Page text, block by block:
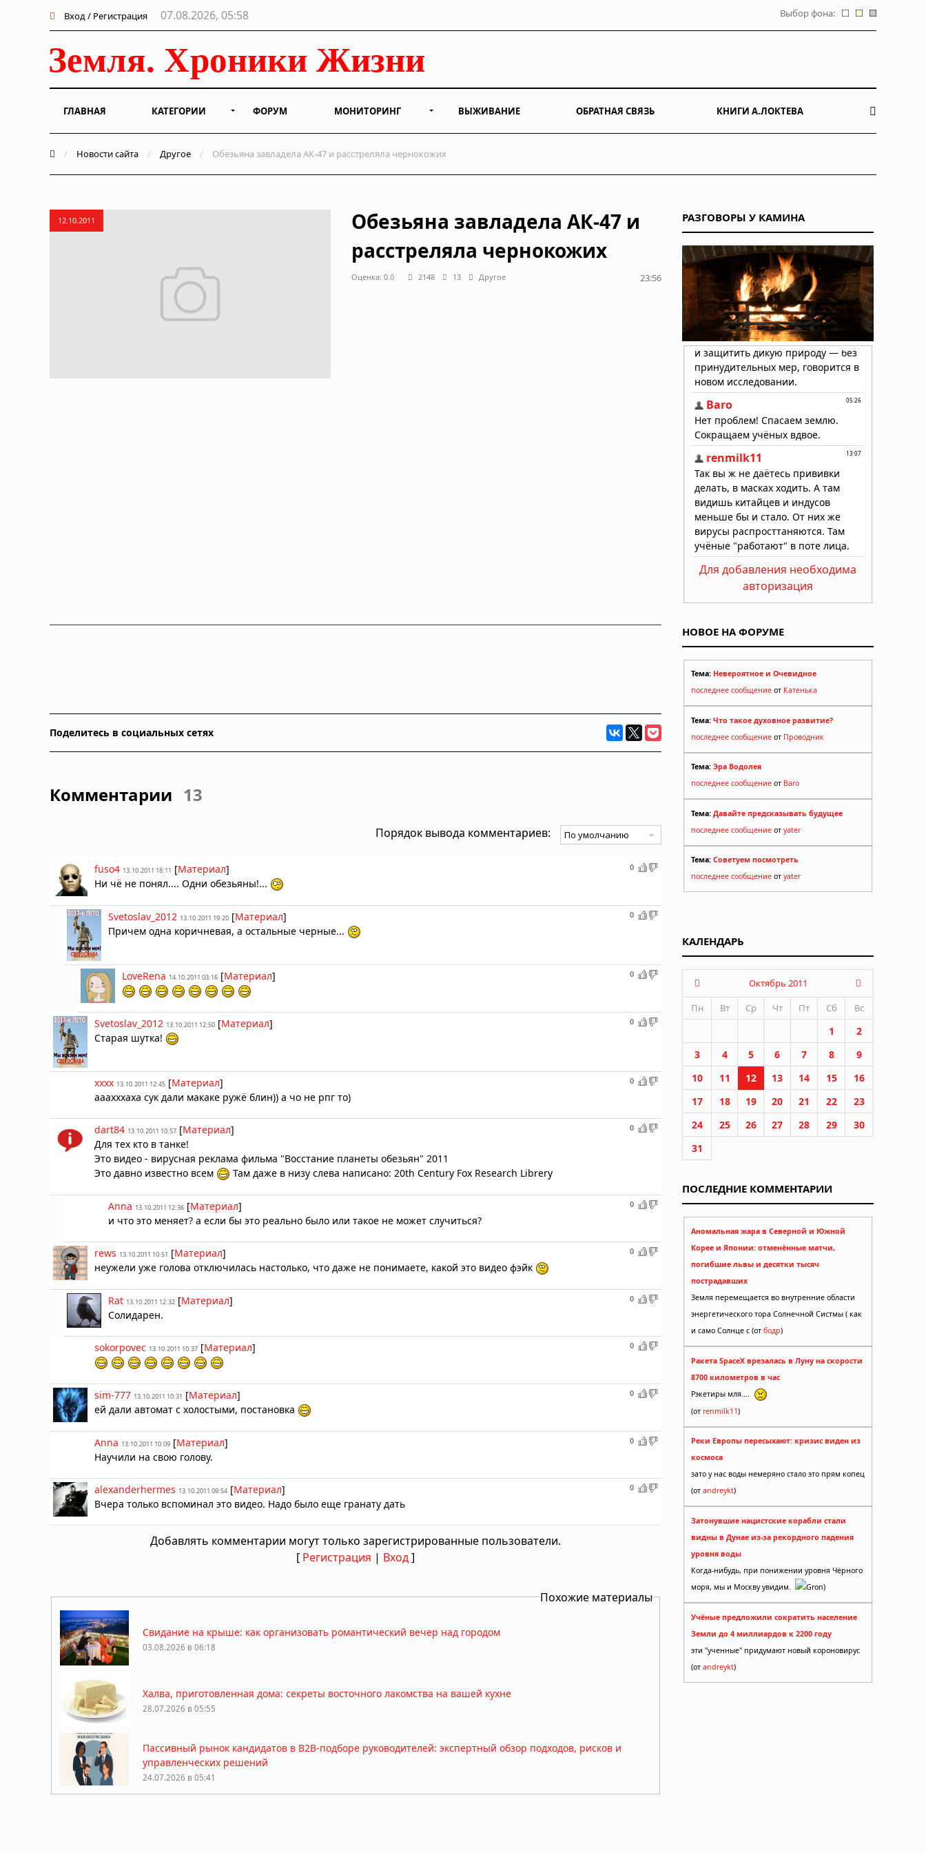
Вход / Регистрация 07.08.2026, 05:58 Выбор фона:
ГЛАВНАЯ КАТЕГОРИИ ФОРУМ МОНИТОРИНГ ВЫЖИВАНИЕ ОБРАТНАЯ СВЯЗЬ КНИГИ А.ЛОКТЕВА
/ Новости сайта / Другое / Обезьяна завладела АК-47 и расстреляла чернокожих
12.10.2011
Обезьяна завладела АК-47 и
расстреляла чернокожих
Оценка: 0.0 2148 13 Другое 23:56
Поделитесь в социальных сетях
Комментарии 13
Порядок вывода комментариев:
0
fuso4 13.10.2011 18:11 [Материал]
Ни чё не понял.... Одни обезьяны!...
0
Svetoslav_2012 13.10.2011 19:20 [Материал]
Причем одна коричневая, а остальные черные...
0
LoveRena 14.10.2011 03:16 [Материал]
0
Svetoslav_2012 13.10.2011 12:50 [Материал]
Старая шутка!
0
xxxx 13.10.2011 12:45 [Материал]
ааахххаха сук дали макаке ружё блин)) а чо не рпг то)
0
dart84 13.10.2011 10:57 [Материал]
Для тех кто в танке!
Это видео - вирусная реклама фильма "Восстание планеты обезьян" 2011
Это давно известно всем
Там даже в низу слева написано: 20th Century Fox Research Librery
0
Anna 13.10.2011 12:36 [Материал]
и что это меняет? а если бы это реально было или такое не может случиться?
0
rews 13.10.2011 10:51 [Материал]
неужели уже голова отключилась настолько, что даже не понимаете, какой это видео фэйк
0
Rat 13.10.2011 12:32 [Материал]
Солидарен.
0
sokorpovec 13.10.2011 10:37 [Материал]
0
sim-777 13.10.2011 10:31 [Материал]
ей дали автомат с холостыми, постановка
0
Anna 13.10.2011 10:09 [Материал]
Научили на свою голову.
0
alexanderhermes 13.10.2011 09:54 [Материал]
Вчера только вспоминал это видео. Надо было еще гранату дать
Добавлять комментарии могут только зарегистрированные пользователи.
[ Регистрация | Вход]
Похожие материалы
Свидание на крыше: как организовать романтический вечер над городом
03.08.2026 в 06:18
Халва, приготовленная дома: секреты восточного лакомства на вашей кухне
28.07.2026 в 05:55
Пассивный рынок кандидатов в B2B-подборе руководителей: экспертный обзор подходов, рисков и
управленческих решений
24.07.2026 в 05:41
РАЗГОВОРЫ У КАМИНА
Для добавления необходима
авторизация
НОВОЕ НА ФОРУМЕ
Тема: Невероятное и Очевидное
последнее сообщение от Катенька
Тема: Что такое духовное развитие?
последнее сообщение от Проводник
Тема: Эра Водолея
последнее сообщение от Baro
Тема: Давайте предсказывать будущее
последнее сообщение от yater
Тема: Советуем посмотреть
последнее сообщение от yater
КАЛЕНДАРЬ
Октябрь 2011
Пн
Вт Ср Чт Пт Сб Вс
1
2
3
4 5 6 7 8
9
10
11 12 13 14 15
16
17
18 19 20 21 22
23
24
25 26 27 28 29
30
31
ПОСЛЕДНИЕ КОММЕНТАРИИ
Аномальная жара в Северной и Южной
Корее и Японии: отменённые матчи,
погибшие львы и десятки тысяч
пострадавших
Земля перемещается во внутренние области
энергетического тора Солнечной Систмы ( как
и само Солнце с (от бодр)
Ракета SpaceX врезалась в Луну на скорости
8700 километров в час
Рэкетиры мля....
(от renmilk11)
Реки Европы пересыхают: кризис виден из
космоса
зато у нас воды немеряно стало это прям копец
(от andreykt)
Затонувшие нацистские корабли стали
видны в Дунае из-за рекордного падения
уровня воды
Когда-нибудь, при понижении уровня Чёрного
моря, мы и Москву увидим.
Gron)
Учёные предложили сократить население
Земли до 4 миллиардов к 2200 году
эти "ученные" придумают новый короновирус
(от andreykt)